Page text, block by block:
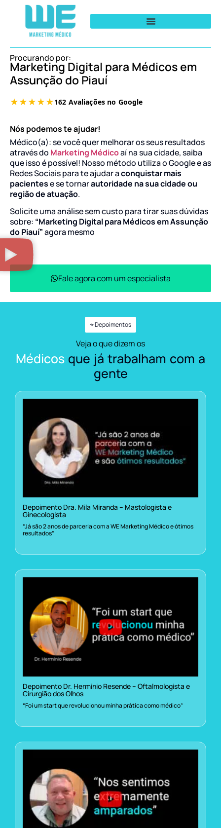
Procurando por:
Marketing Digital para Médicos em
Assunção do Piauí
Nós podemos te ajudar!
Médico(a): se você quer melhorar os seus resultados
através do Marketing Médicoaí na sua cidade, saiba
que isso é possível! Nosso método utiliza o Google e as
Redes Sociais para te ajudar aconquistar mais
pacientese se tornarautoridade na sua cidade ou
região de atuação.
Solicite uma análise sem custo para tirar suas dúvidas
sobre: “Marketing Digital para Médicos em Assunção
do Piauí”agora mesmo
Fale agora com um especialista
⭐ Depoimentos
Veja o que dizem os
Médicos que já trabalham com a
gente
Depoimento Dra. Mila Miranda – Mastologista e
Ginecologista
“Já são 2 anos de parceria com a WE Marketing Médico e ótimos
resultados”
Depoimento Dr. Herminio Resende – Oftalmologista e
Cirurgião dos Olhos
“Foi um start que revolucionou minha prática como médico”